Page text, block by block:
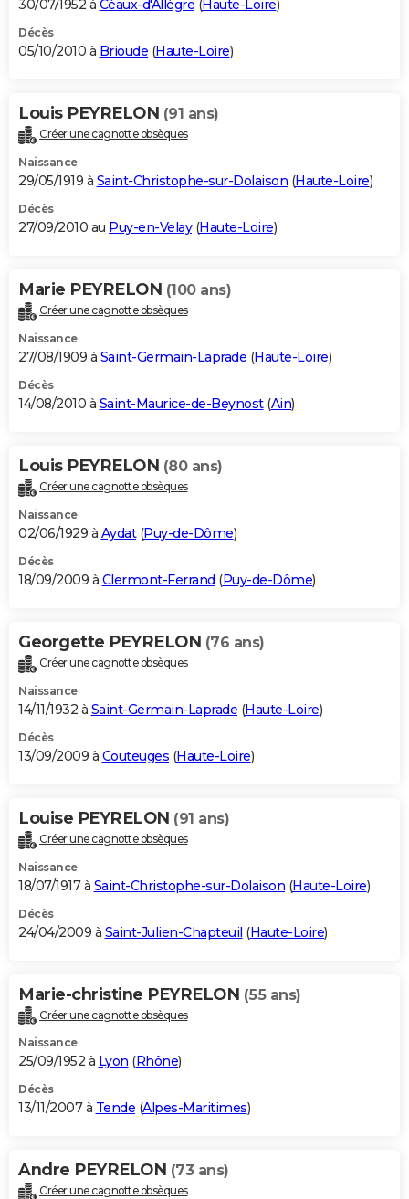
30/07/1952 à Céaux-d'Allègre (Haute-Loire)
Décès
05/10/2010 à Brioude (Haute-Loire)
Louis PEYRELON (91 ans)
Créer une cagnotte obsèques
Naissance
29/05/1919 à Saint-Christophe-sur-Dolaison (Haute-Loire)
Décès
27/09/2010 au Puy-en-Velay(Haute-Loire)
Marie PEYRELON (100 ans)
Créer une cagnotte obsèques
Naissance
27/08/1909 à Saint-Germain-Laprade (Haute-Loire)
Décès
14/08/2010 à Saint-Maurice-de-Beynost(Ain)
Louis PEYRELON (80 ans)
Créer une cagnotte obsèques
Naissance
02/06/1929 à Aydat(Puy-de-Dôme)
Décès
18/09/2009 à Clermont-Ferrand (Puy-de-Dôme)
Georgette PEYRELON (76 ans)
Créer une cagnotte obsèques
Naissance
14/11/1932 à Saint-Germain-Laprade (Haute-Loire)
Décès
13/09/2009 à Couteuges (Haute-Loire)
Louise PEYRELON (91 ans)
Créer une cagnotte obsèques
Naissance
18/07/1917 à Saint-Christophe-sur-Dolaison (Haute-Loire)
Décès
24/04/2009 à Saint-Julien-Chapteuil (Haute-Loire)
Marie-christine PEYRELON (55 ans)
Créer une cagnotte obsèques
Naissance
25/09/1952 à Lyon (Rhône)
Décès
13/11/2007 à Tende (Alpes-Maritimes)
Andre PEYRELON (73 ans)
Créer une cagnotte obsèques